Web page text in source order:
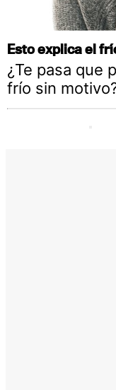
Esto explica el
¿Te pasa que
frío sin